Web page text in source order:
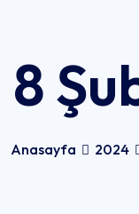
8
Anasayfa 2024